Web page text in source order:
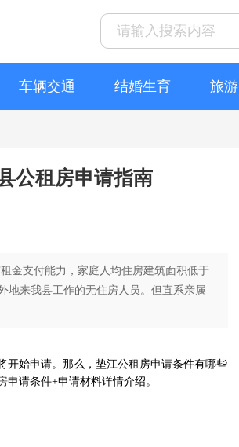
车辆交通 结婚生育 旅游
公租房申请指南
金支付能力，家庭人均住房建筑面积低于
地来我县工作的无住房人员。但直系亲属
开始申请。那么，垫江公租房申请条件有哪些
申请条件+申请材料详情介绍。